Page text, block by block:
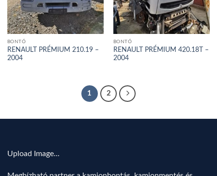
BONTÓ
RENAULT PRÉMIUM 210.19 –
2004
BONTÓ
RENAULT PRÉMIUM 420.18T –
2004
1 2
Upload Image...